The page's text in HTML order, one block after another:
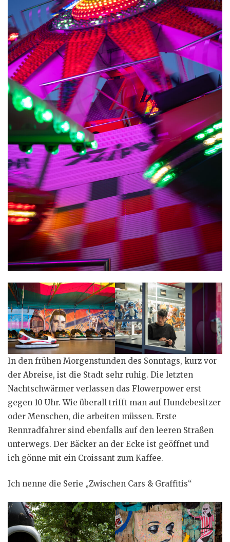
In den frühen Morgenstunden des Sonntags, kurz vor
der Abreise, ist die Stadt sehr ruhig. Die letzten
Nachtschwärmer verlassen das Flowerpower erst
gegen 10 Uhr. Wie überall trifft man auf Hundebesitzer
oder Menschen, die arbeiten müssen. Erste
Rennradfahrer sind ebenfalls auf den leeren Straßen
unterwegs. Der Bäcker an der Ecke ist geöffnet und
ich gönne mit ein Croissant zum Kaffee.
Ich nenne die Serie „Zwischen Cars & Graffitis“